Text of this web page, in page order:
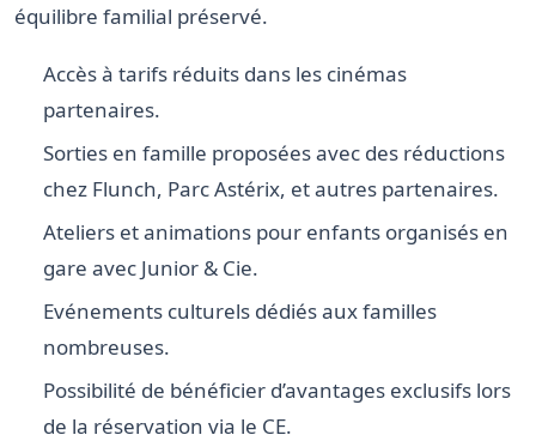
équilibre familial préservé.
Accès à tarifs réduits dans les cinémas
partenaires.
Sorties en famille proposées avec des réductions
chez Flunch, Parc Astérix, et autres partenaires.
Ateliers et animations pour enfants organisés en
gare avec Junior & Cie.
Evénements culturels dédiés aux familles
nombreuses.
Possibilité de bénéficier d’avantages exclusifs lors
de la réservation via le CE.